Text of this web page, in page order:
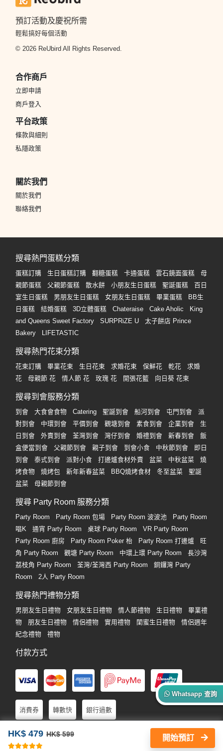
Whatsapp 查詢
HK$ 479 HK$ 599 開始預訂
預訂活動及慶祝所需
輕鬆搞好每個活動
© 2026 ReUbird All Rights Reserved.
合作商戶
立即申請
商戶登入
平台政策
條款與細則
私隱政策
關於我們
關於我們
聯絡我們
搜尋熱門蛋糕分類
蛋糕訂購 生日蛋糕訂購 翻糖蛋糕 卡通蛋糕 雲石鏡面蛋糕
母
親節蛋糕
父親節蛋糕 散水餅 小朋友生日蛋糕 聖誕蛋糕
百日
宴生日蛋糕
男朋友生日蛋糕 女朋友生日蛋糕 畢業蛋糕
BB生
日蛋糕
結婚蛋糕 3D立體蛋糕 Chateraise Cake Aholic
King
and Queens Sweet Factory
SURPRiZE U
太子餅店 Prince
Bakery
LIFETASTIC
搜尋熱門花束分類
花束訂購 畢業花束 生日花束 求婚花束 保鮮花 乾花
求婚
花
母親節 花 情人節 花 玫瑰 花 開張花籃 向日葵 花束
搜尋到會服務分類
到會 大食會食物 Catering 聖誕到會 船河到會 屯門到會
派
對到會
中環到會 平價到會 觀塘到會 素食到會 企業到會
生
日到會
外賣到會 荃灣到會 灣仔到會 婚禮到會 新春到會
飯
盒便當到會
父親節到會 親子到會 到會小食 中秋節到會
即日
到會
泰式到會 派對小食 打邊爐食材外賣 盆菜 中秋盆菜
燒
烤食物
燒烤包 新年新春盆菜 BBQ燒烤食材 冬至盆菜
聖誕
盆菜
母親節到會
搜尋 Party Room 服務分類
Party Room Party Room 包場 Party Room 波波池
Party Room
唱K
通宵 Party Room 桌球 Party Room
VR Party Room
Party Room 廚房
Party Room Poker 枱 Party Room 打邊爐
旺
角 Party Room
觀塘 Party Room 中環上環 Party Room
長沙灣
荔枝角 Party Room
荃灣/荃灣西 Party Room
銅鑼灣 Party
Room
2人 Party Room
搜尋熱門禮物分類
男朋友生日禮物 女朋友生日禮物 情人節禮物 生日禮物
畢業禮
物
朋友生日禮物 情侶禮物 實用禮物 閨蜜生日禮物
情侶週年
紀念禮物
禮物
付款方式
消費券 轉數快 銀行過數